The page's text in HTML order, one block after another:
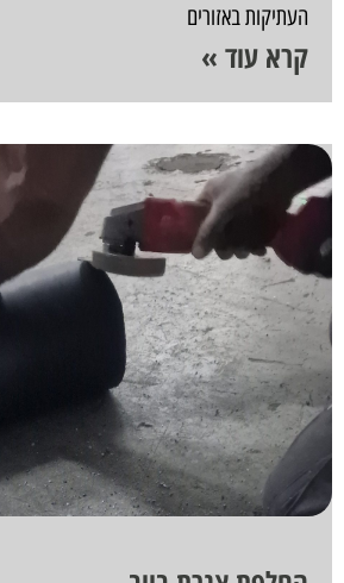
העתיקות באזורים
קרא עוד »